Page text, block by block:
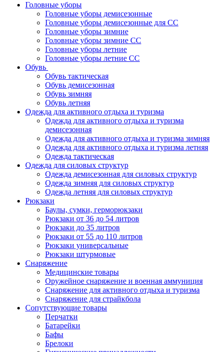
Головные уборы
Головные уборы демисезонные
Головные уборы демисезонные для СС
Головные уборы зимние
Головные уборы зимние СС
Головные уборы летние
Головные уборы летние СС
Обувь
Обувь тактическая
Обувь демисезонная
Обувь зимняя
Обувь летняя
Одежда для активного отдыха и туризма
Одежда для активного отдыха и туризма
демисезонная
Одежда для активного отдыха и туризма зимняя
Одежда для активного отдыха и туризма летняя
Одежда тактическая
Одежда для силовых структур
Одежда демисезонная для силовых структур
Одежда зимняя для силовых структур
Одежда летняя для силовых структур
Рюкзаки
Баулы, сумки, герморюкзаки
Рюкзаки от 36 до 54 литров
Рюкзаки до 35 литров
Рюкзаки от 55 до 110 литров
Рюкзаки универсальные
Рюкзаки штурмовые
Снаряжение
Медицинские товары
Оружейное снаряжение и военная аммуниция
Снаряжение для активного отдыха и туризма
Снаряжение для страйкбола
Сопутствующие товары
Перчатки
Батарейки
Бафы
Брелоки